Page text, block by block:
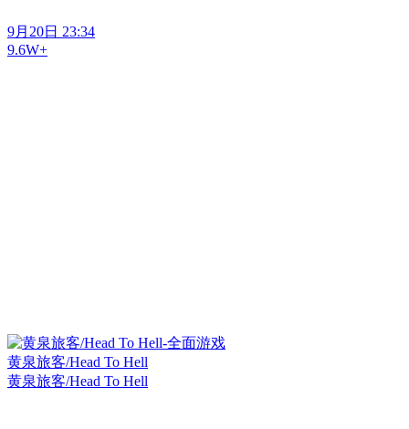
9月20日 23:34
9.6W+
黄泉旅客/Head To Hell
黄泉旅客/Head To Hell